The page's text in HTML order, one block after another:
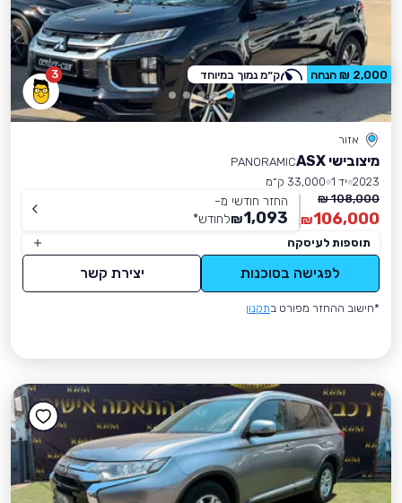
3
אזור
מיצובישי ASX
PANORAMIC
2023 יד 1
33,000 ק״מ
108,000 ₪
106,000
₪
החזר חודשי מ-
1,093
₪לחודש*
תוספות לעיסקה
לפגישה בסוכנות יצירת קשר
*חישוב ההחזר מפורט בתקנון
2,000 ₪ הנחה ק״מ נמוך במיוחד